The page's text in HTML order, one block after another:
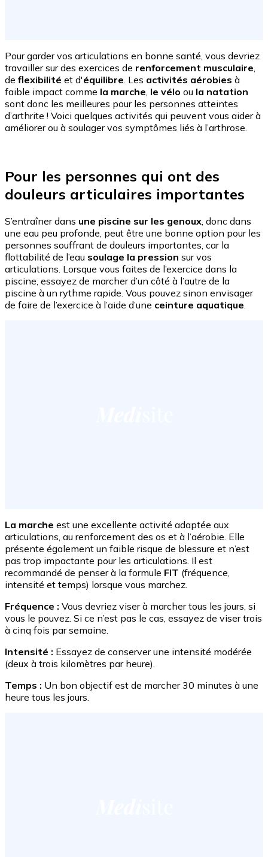
Pour garder vos articulations en bonne santé, vous devriez
travailler sur des exercices de renforcement musculaire
de flexibilité et d'équilibre . Les activités aérobies à
faible impact comme la marche le vélo ou la natation
sont donc les meilleures pour les personnes atteintes
d’arthrite ! Voici quelques activités qui peuvent vous aider à
améliorer ou à soulager vos symptômes liés à l’arthrose.
Pour les personnes qui ont des
douleurs articulaires importantes
S’entraîner dans une piscine sur les genoux , donc dans
une eau peu profonde, peut être une bonne option pour les
personnes souffrant de douleurs importantes, car la
flottabilité de l’eau soulage la pression sur vos
articulations. Lorsque vous faites de l’exercice dans la
piscine, essayez de marcher d’un côté à l’autre de la
piscine à un rythme rapide. Vous pouvez sinon envisager
de faire de l’exercice à l’aide d’une ceinture aquatique
La marche est une excellente activité adaptée aux
articulations, au renforcement des os et à l’aérobie. Elle
présente également un faible risque de blessure et n’est
pas trop impactante pour les articulations. Il est
recommandé de penser à la formule FIT (fréquence,
intensité et temps) lorsque vous marchez.
Fréquence : Vous devriez viser à marcher tous les jours, si
vous le pouvez. Si ce n’est pas le cas, essayez de viser trois
à cinq fois par semaine.
Intensité : Essayez de conserver une intensité modérée
(deux à trois kilomètres par heure).
Temps : Un bon objectif est de marcher 30 minutes à une
heure tous les jours.